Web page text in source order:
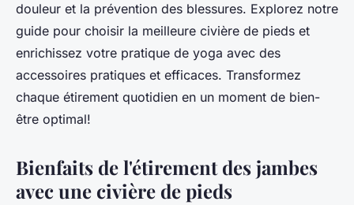
Livia•28 juillet 2024 •4 min de lecture
douleur et la prévention des blessures. Explorez notre
guide pour choisir la meilleure civière de pieds et
enrichissez votre pratique de yoga avec des
accessoires pratiques et efficaces. Transformez
chaque étirement quotidien en un moment de bien-
être optimal!
Bienfaits de l'étirement des jambes
avec une civière de pieds